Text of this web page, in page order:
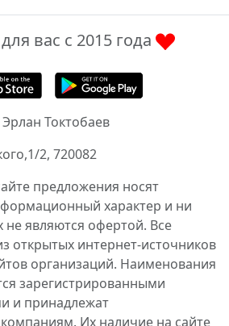
вас с 2015 года
Токтобаев
2, 720082
предложения носят
характер и ни
не являются офертой. Все
открытых интернет-источников
организаций. Наименования
зарегистрированными
и принадлежат
Их наличие на сайте